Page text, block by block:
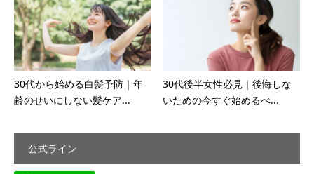
30代から始める白髪予防｜年
齢のせいにしない髪ケア...
30代後半女性必見｜後悔しな
いための今すぐ始めるべ...
公式ライン